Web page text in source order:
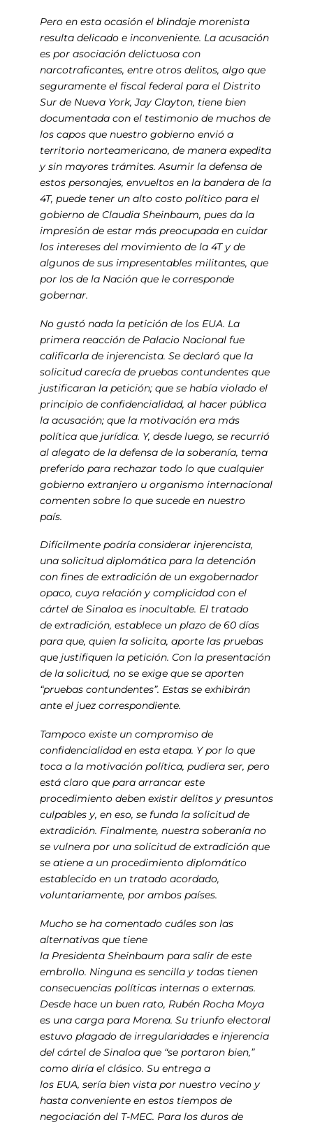
Pero en esta ocasión el blindaje morenista
resulta delicado e inconveniente. La acusación
es por asociación delictuosa con
narcotraficantes, entre otros delitos, algo que
seguramente el fiscal federal para el Distrito
Sur de Nueva York, Jay Clayton, tiene bien
documentada con el testimonio de muchos de
los capos que nuestro gobierno envió a
territorio norteamericano, de manera expedita
y sin mayores trámites. Asumir la defensa de
estos personajes, envueltos en la bandera de la
4T, puede tener un alto costo político para el
gobierno de Claudia Sheinbaum, pues da la
impresión de estar más preocupada en cuidar
los intereses del movimiento de la 4T y de
algunos de sus impresentables militantes, que
por los de la Nación que le corresponde
gobernar.
No gustó nada la petición de los EUA. La
primera reacción de Palacio Nacional fue
calificarla de injerencista. Se declaró que la
solicitud carecía de pruebas contundentes que
justificaran la petición; que se había violado el
principio de confidencialidad, al hacer pública
la acusación; que la motivación era más
política que jurídica. Y, desde luego, se recurrió
al alegato de la defensa de la soberanía, tema
preferido para rechazar todo lo que cualquier
gobierno extranjero u organismo internacional
comenten sobre lo que sucede en nuestro
país.
Difícilmente podría considerar injerencista,
una solicitud diplomática para la detención
con fines de extradición de un exgobernador
opaco, cuya relación y complicidad con el
cártel de Sinaloa es inocultable. El tratado
de extradición, establece un plazo de 60 días
para que, quien la solicita, aporte las pruebas
que justifiquen la petición. Con la presentación
de la solicitud, no se exige que se aporten
“pruebas contundentes”. Estas se exhibirán
ante el juez correspondiente.
Tampoco existe un compromiso de
confidencialidad en esta etapa. Y por lo que
toca a la motivación política, pudiera ser, pero
está claro que para arrancar este
procedimiento deben existir delitos y presuntos
culpables y, en eso, se funda la solicitud de
extradición. Finalmente, nuestra soberanía no
se vulnera por una solicitud de extradición que
se atiene a un procedimiento diplomático
establecido en un tratado acordado,
voluntariamente, por ambos países.
Mucho se ha comentado cuáles son las
alternativas que tiene
la Presidenta Sheinbaum para salir de este
embrollo. Ninguna es sencilla y todas tienen
consecuencias políticas internas o externas.
Desde hace un buen rato, Rubén Rocha Moya
es una carga para Morena. Su triunfo electoral
estuvo plagado de irregularidades e injerencia
del cártel de Sinaloa que “se portaron bien,”
como diría el clásico. Su entrega a
los EUA, sería bien vista por nuestro vecino y
hasta conveniente en estos tiempos de
negociación del T-MEC. Para los duros de